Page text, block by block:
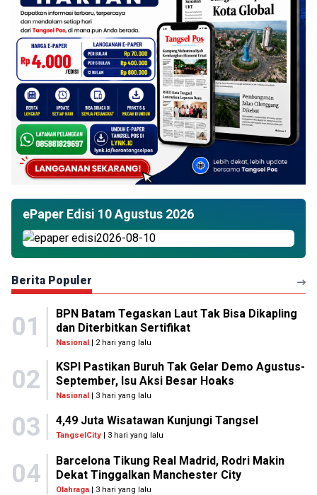
ePaper Edisi 10 Agustus 2026
Berita Populer
01
BPN Batam Tegaskan Laut Tak Bisa Dikapling
dan Diterbitkan Sertifikat
Nasional| 2 hari yang lalu
02
KSPI Pastikan Buruh Tak Gelar Demo Agustus-
September, Isu Aksi Besar Hoaks
Nasional| 3 hari yang lalu
03 4,49 Juta Wisatawan Kunjungi Tangsel
TangselCity | 3 hari yang lalu
04
Barcelona Tikung Real Madrid, Rodri Makin
Dekat Tinggalkan Manchester City
Olahraga| 3 hari yang lalu